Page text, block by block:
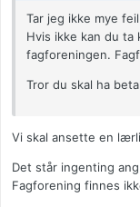
Tar jeg ikke mye
Hvis ikke kan du
fagforeningen.
Tror du skal ha
Vi skal ansette en
Det står ingenting
Fagforening finnes